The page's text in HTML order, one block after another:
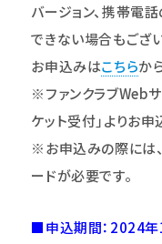
バージョン、携帯電
できない場合もござい
お申込みはこちらか
※ファンクラブWeb
ケット受付｣よりお申
※お申込みの際には
ードが必要です。
■申込期間：2024年